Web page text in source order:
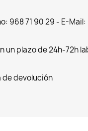
968 71 90 29 - E-
un plazo de 24h-72h
de devolución